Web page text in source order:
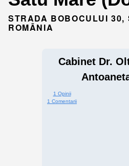
STRADA BOBOCULUI 30,
ROMÂNIA
Cabinet Dr.
1 Opinii
1 Comentarii